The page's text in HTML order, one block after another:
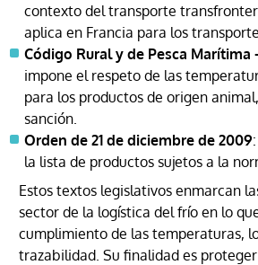
contexto del transporte
aplica en Francia para los
Código Rural y de Pesca Marítima
impone el respeto de las
para los productos de origen
sanción.
Orden de 21 de diciembre de 2009
la lista de productos sujetos a la
Estos textos legislativos enmarcan
sector de la logística del frío en lo
cumplimiento de las temperaturas,
trazabilidad. Su finalidad es